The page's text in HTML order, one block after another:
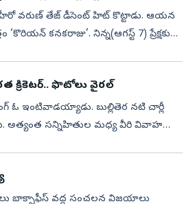
వరుణ్‌ తేజ్‌ డీసెంట్‌ హిట్‌ కొట్టాడు. ఆయన
కనకరాజు’. నిన్న(ఆగస్ట్‌ 7) ప్రేక్షకుల
క్రికెటర్‌.. ఫొటోలు వైరల్‌
ఓ ఇంటివాడయ్యాడు. బుల్లితెర నటి చార్లీ
అత్యంత సన్నిహితుల మధ్య వీరి వివాహ
బాక్సాఫీస్ వద్ద సంచలన విజయాలు